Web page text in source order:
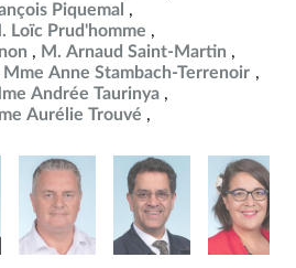
Piquemal
Loïc Prud'homme
M. Arnaud Saint-Martin
Mme Anne Stambach-Terrenoir
Andrée Taurinya
Aurélie Trouvé